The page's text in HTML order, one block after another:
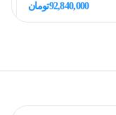
92,840,000تومان